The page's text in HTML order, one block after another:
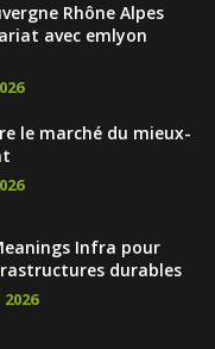
Rhône Alpes
avec emlyon
le marché du mieux-
Infra pour
durables
2026